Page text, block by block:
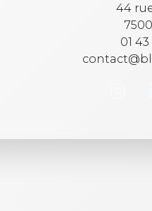
44
01 43